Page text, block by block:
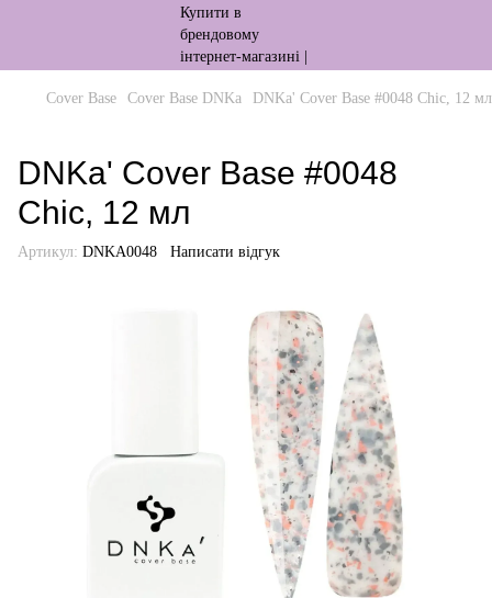
Cover Base Cover Base DNKa DNKa' Cover Base #0048 Chic, 12 мл
DNKa' Cover Base #0048
Chic, 12 мл
Артикул: DNKA0048 Написати відгук